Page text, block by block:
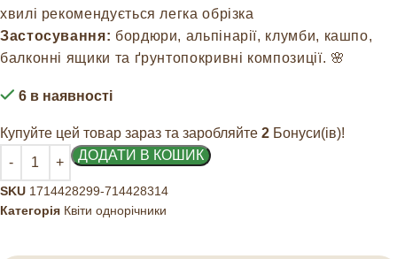
хвилі рекомендується легка обрізка
Застосування: бордюри, альпінарії, клумби, кашпо,
балконні ящики та ґрунтопокривні композиції. 🌸
6 в наявності
Купуйте цей товар зараз та заробляйте 2 Бонуси(ів)!
ДОДАТИ В КОШИК
SKU 1714428299-714428314
Категорія Квіти однорічники